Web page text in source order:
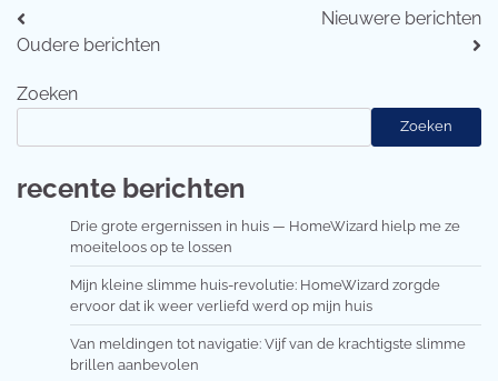
Berichtennavigatie
Oudere berichten
Nieuwere berichten
Zoeken
Zoeken
recente berichten
Drie grote ergernissen in huis — HomeWizard hielp me ze
moeiteloos op te lossen
Mijn kleine slimme huis-revolutie: HomeWizard zorgde
ervoor dat ik weer verliefd werd op mijn huis
Van meldingen tot navigatie: Vijf van de krachtigste slimme
brillen aanbevolen